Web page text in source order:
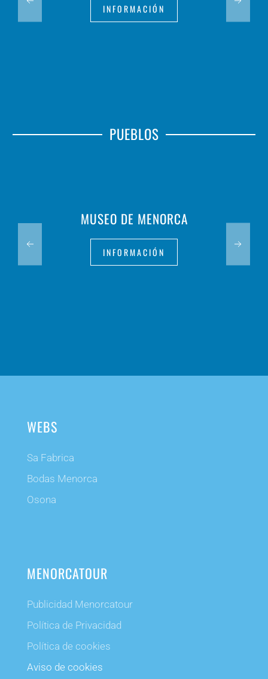
INFORMACIÓN
PUEBLOS
MUSEO DE MENORCA
INFORMACIÓN
WEBS
Sa Fabrica
Bodas Menorca
Osona
MENORCATOUR
Publicidad Menorcatour
Política de Privacidad
Política de cookies
Aviso de cookies